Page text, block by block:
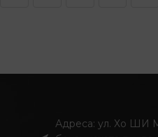
Адреса: ул. Хо ШИ